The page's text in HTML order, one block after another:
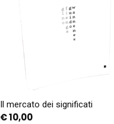
Il mercato dei significati
€10,00